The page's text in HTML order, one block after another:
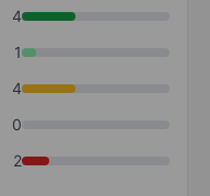
4
1
4
0
2